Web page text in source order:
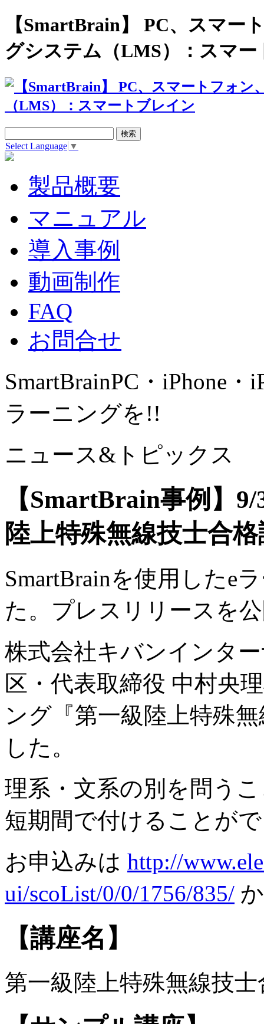
【SmartBrain】 PC、スマー
グシステム（LMS）：スマー
Select Language ▼
製品概要
マニュアル
導入事例
動画制作
FAQ
お問合せ
SmartBrainPC・iPhone・
ラーニングを!!
ニュース&トピックス
【SmartBrain事例】
陸上特殊無線技士合
SmartBrainを使用したe
た。プレスリリースを
株式会社キバンインタ
区・代表取締役 中村央
ング『第一級陸上特殊
した。
理系・文系の別を問う
短期間で付けることが
お申込みは http://
ui/scoList/0/0/1756/835/
【講座名】
第一級陸上特殊無線技